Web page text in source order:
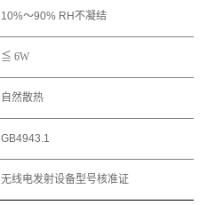
10%～90% RH不凝结
≦ 6W
自然散热
GB4943.1
无线电发射设备型号核准证